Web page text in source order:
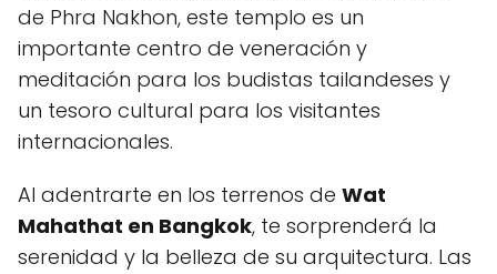
de Phra Nakhon, este templo es un
importante centro de veneración y
meditación para los budistas tailandeses y
un tesoro cultural para los visitantes
internacionales.
Al adentrarte en los terrenos de Wat
Mahathat en Bangkok, te sorprenderá la
serenidad y la belleza de su arquitectura. Las